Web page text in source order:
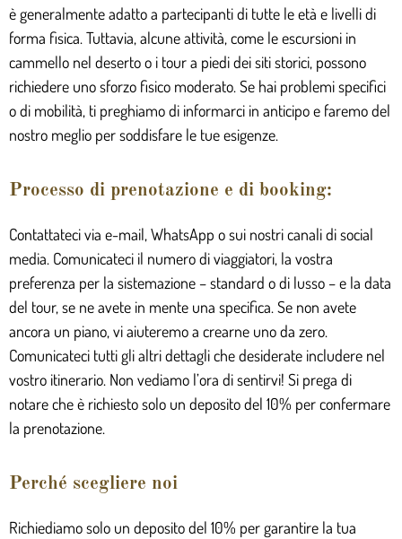
è generalmente adatto a partecipanti di tutte le età e livelli di
forma fisica. Tuttavia, alcune attività, come le escursioni in
cammello nel deserto o i tour a piedi dei siti storici, possono
richiedere uno sforzo fisico moderato. Se hai problemi specifici
o di mobilità, ti preghiamo di informarci in anticipo e faremo del
nostro meglio per soddisfare le tue esigenze.
Processo di prenotazione e di booking:
Contattateci via e-mail, WhatsApp o sui nostri canali di social
media. Comunicateci il numero di viaggiatori, la vostra
preferenza per la sistemazione – standard o di lusso – e la data
del tour, se ne avete in mente una specifica. Se non avete
ancora un piano, vi aiuteremo a crearne uno da zero.
Comunicateci tutti gli altri dettagli che desiderate includere nel
vostro itinerario. Non vediamo l’ora di sentirvi! Si prega di
notare che è richiesto solo un deposito del 10% per confermare
la prenotazione.
Perché scegliere noi
Richiediamo solo un deposito del 10% per garantire la tua